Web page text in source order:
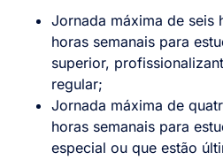
Jornada máxima de seis
horas semanais para
superior,
regular;
Jornada máxima de
horas semanais para
especial ou que estão